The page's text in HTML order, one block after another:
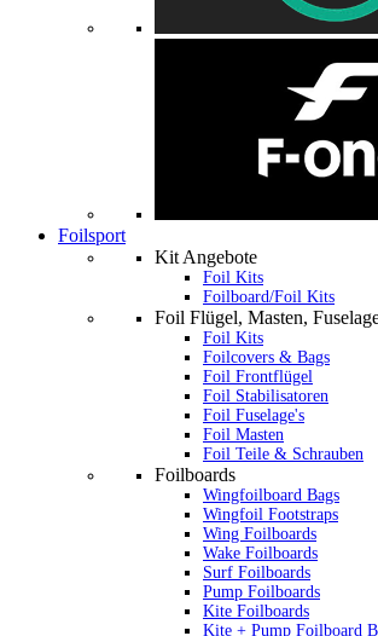
Foilsport
Kit Angebote
Foil Kits
Foilboard/Foil Kits
Foil Flügel, Masten,
Foil Kits
Foilcovers & Bags
Foil Frontflügel
Foil Stabilisatoren
Foil Fuselage's
Foil Masten
Foil Teile & Schrauben
Foilboards
Wingfoilboard Bags
Wingfoil Footstraps
Wing Foilboards
Wake Foilboards
Surf Foilboards
Pump Foilboards
Kite Foilboards
Kite + Pump Foilboard